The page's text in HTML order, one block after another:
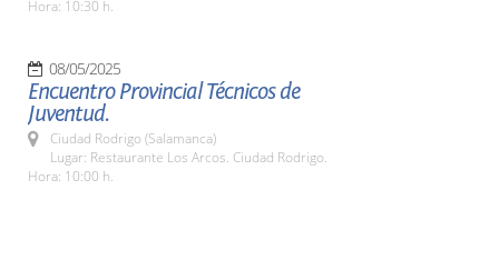
Hora: 10:30 h.
08/05/2025
Encuentro Provincial Técnicos de
Juventud.
Ciudad Rodrigo (Salamanca)
Lugar: Restaurante Los Arcos. Ciudad Rodrigo.
Hora: 10:00 h.